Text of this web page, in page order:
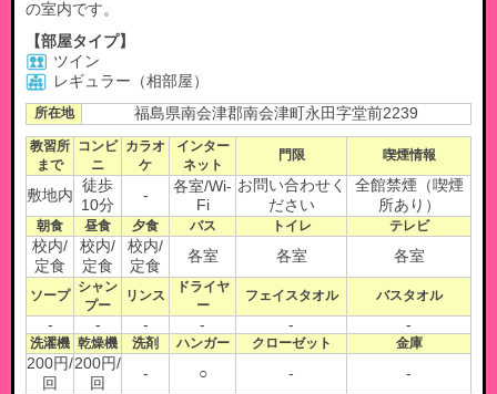
の室内です。
【部屋タイプ】
ツイン
レギュラー（相部屋）
所在地 福島県南会津郡南会津町永田字堂前2239
教習所
まで
コンビ
ニ
カラオ
ケ
インター
ネット
門限 喫煙情報
敷地内
徒歩
10分
-
各室/Wi-
Fi
お問い合わせく
ださい
全館禁煙（喫煙
所あり）
朝食 昼食 夕食 バス トイレ テレビ
校内/
定食
校内/
定食
校内/
定食
各室 各室 各室
ソープ
シャン
プー
リンス
ドライヤ
ー
フェイスタオル バスタオル
- - - - - -
洗濯機 乾燥機 洗剤 ハンガー クローゼット 金庫
200円/
回
200円/
回
- ○ - -